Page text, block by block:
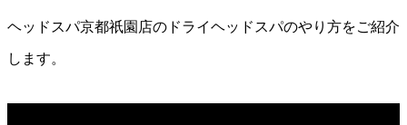
ヘッドスパ京都祇園店のドライヘッドスパのやり方をご紹介
します。